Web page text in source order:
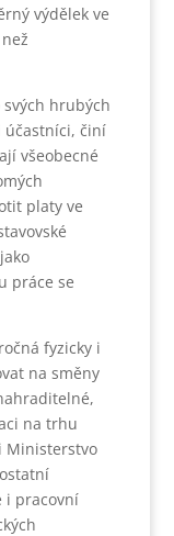
výdělek ve
hrubých
účastníci, činí
všeobecné
platy ve
práce se
fyzicky i
na směny
na trhu
Ministerstvo
i pracovní